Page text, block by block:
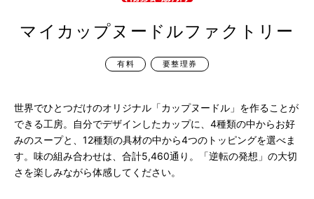
マイ カップヌードルファクトリー
有料 要整理券
世界でひとつだけのオリジナル「カップヌードル」を作ることが
できる工房。自分でデザインしたカップに、4種類の中からお好
みのスープと、12種類の具材の中から4つのトッピングを選べま
す。味の組み合わせは、合計5,460通り。「逆転の発想」の大切
さを楽しみながら体感してください。